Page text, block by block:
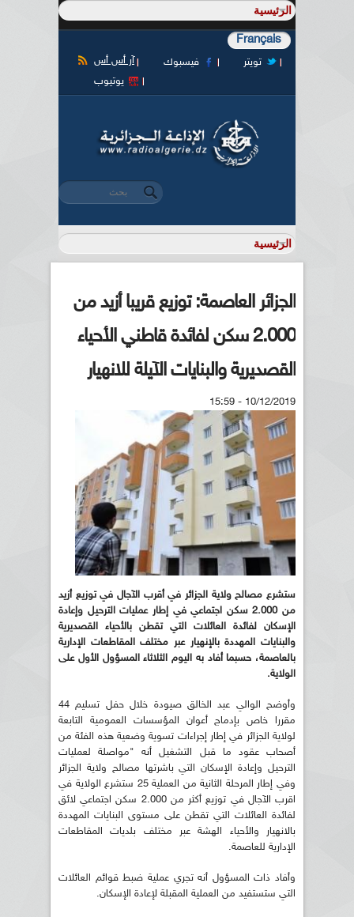
Français
آر أس أس فيسبوك
تويتر
يوتيوب
استمارة البحث
‏بحث ‏
الجزائر العاصمة: توزيع قريبا أزيد من
2.000 سكن لفائدة قاطني الأحياء
القصديرية والبنايات الآيلة للانهيار
10/12/2019 - 15:59
ستشرع مصالح ولاية الجزائر في أقرب الآجال في توزيع أزيد
من 2.000 سكن اجتماعي في إطار عمليات الترحيل وإعادة
الإسكان لفائدة العائلات التي تقطن بالأحياء القصديرية
والبنايات المهددة بالإنهيار عبر مختلف المقاطعات الإدارية
بالعاصمة، حسبما أفاد به اليوم الثلاثاء المسؤول الأول على
الولاية.
وأوضح الوالي عبد الخالق صيودة خلال حفل تسليم 44
مقررا خاص بإدماج أعوان المؤسسات العمومية التابعة
لولاية الجزائر في إطار إجراءات تسوية وضعية هذه الفئة من
أصحاب عقود ما قبل التشغيل أنه "مواصلة لعمليات
الترحيل وإعادة الإسكان التي باشرتها مصالح ولاية الجزائر
وفي إطار المرحلة الثانية من العملية 25 ستشرع الولاية في
اقرب الآجال في توزيع أكثر من 2.000 سكن اجتماعي لائق
لفائدة العائلات التي تقطن على مستوى البنايات المهددة
بالانهيار والأحياء الهشة عبر مختلف بلديات المقاطعات
الإدارية للعاصمة.
وأفاد ذات المسؤول أنه تجري عملية ضبط قوائم العائلات
التي ستستفيد من العملية المقبلة لإعادة الإسكان.